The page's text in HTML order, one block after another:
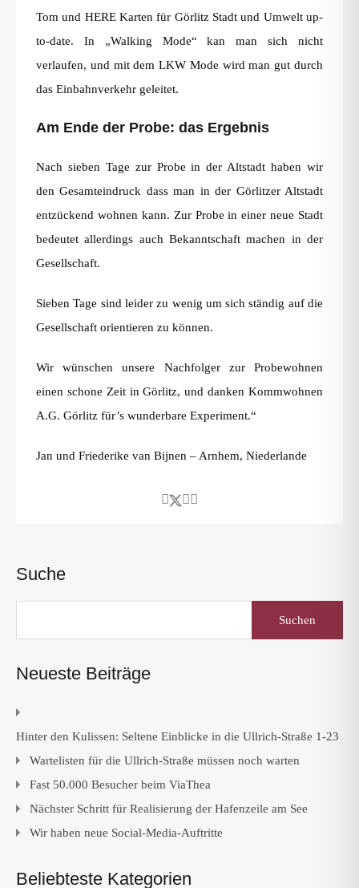
Tom und HERE Karten für Görlitz Stadt und Umwelt up-
to-date. In „Walking Mode“ kan man sich nicht
verlaufen, und mit dem LKW Mode wird man gut durch
das Einbahnverkehr geleitet.
Am Ende der Probe: das Ergebnis
Nach sieben Tage zur Probe in der Altstadt haben wir
den Gesamteindruck dass man in der Görlitzer Altstadt
entzückend wohnen kann. Zur Probe in einer neue Stadt
bedeutet allerdings auch Bekanntschaft machen in der
Gesellschaft.
Sieben Tage sind leider zu wenig um sich ständig auf die
Gesellschaft orientieren zu können.
Wir wünschen unsere Nachfolger zur Probewohnen
einen schone Zeit in Görlitz, und danken Kommwohnen
A.G. Görlitz für’s wunderbare Experiment.“
Jan und Friederike van Bijnen – Arnhem, Niederlande
Suche
Neueste Beiträge
Hinter den Kulissen: Seltene Einblicke in die Ullrich-Straße 1-23
Wartelisten für die Ullrich-Straße müssen noch warten
Fast 50.000 Besucher beim ViaThea
Nächster Schritt für Realisierung der Hafenzeile am See
Wir haben neue Social-Media-Auftritte
Beliebteste Kategorien